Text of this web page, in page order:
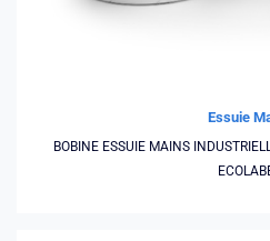
Essuie
BOBINE ESSUIE MAINS